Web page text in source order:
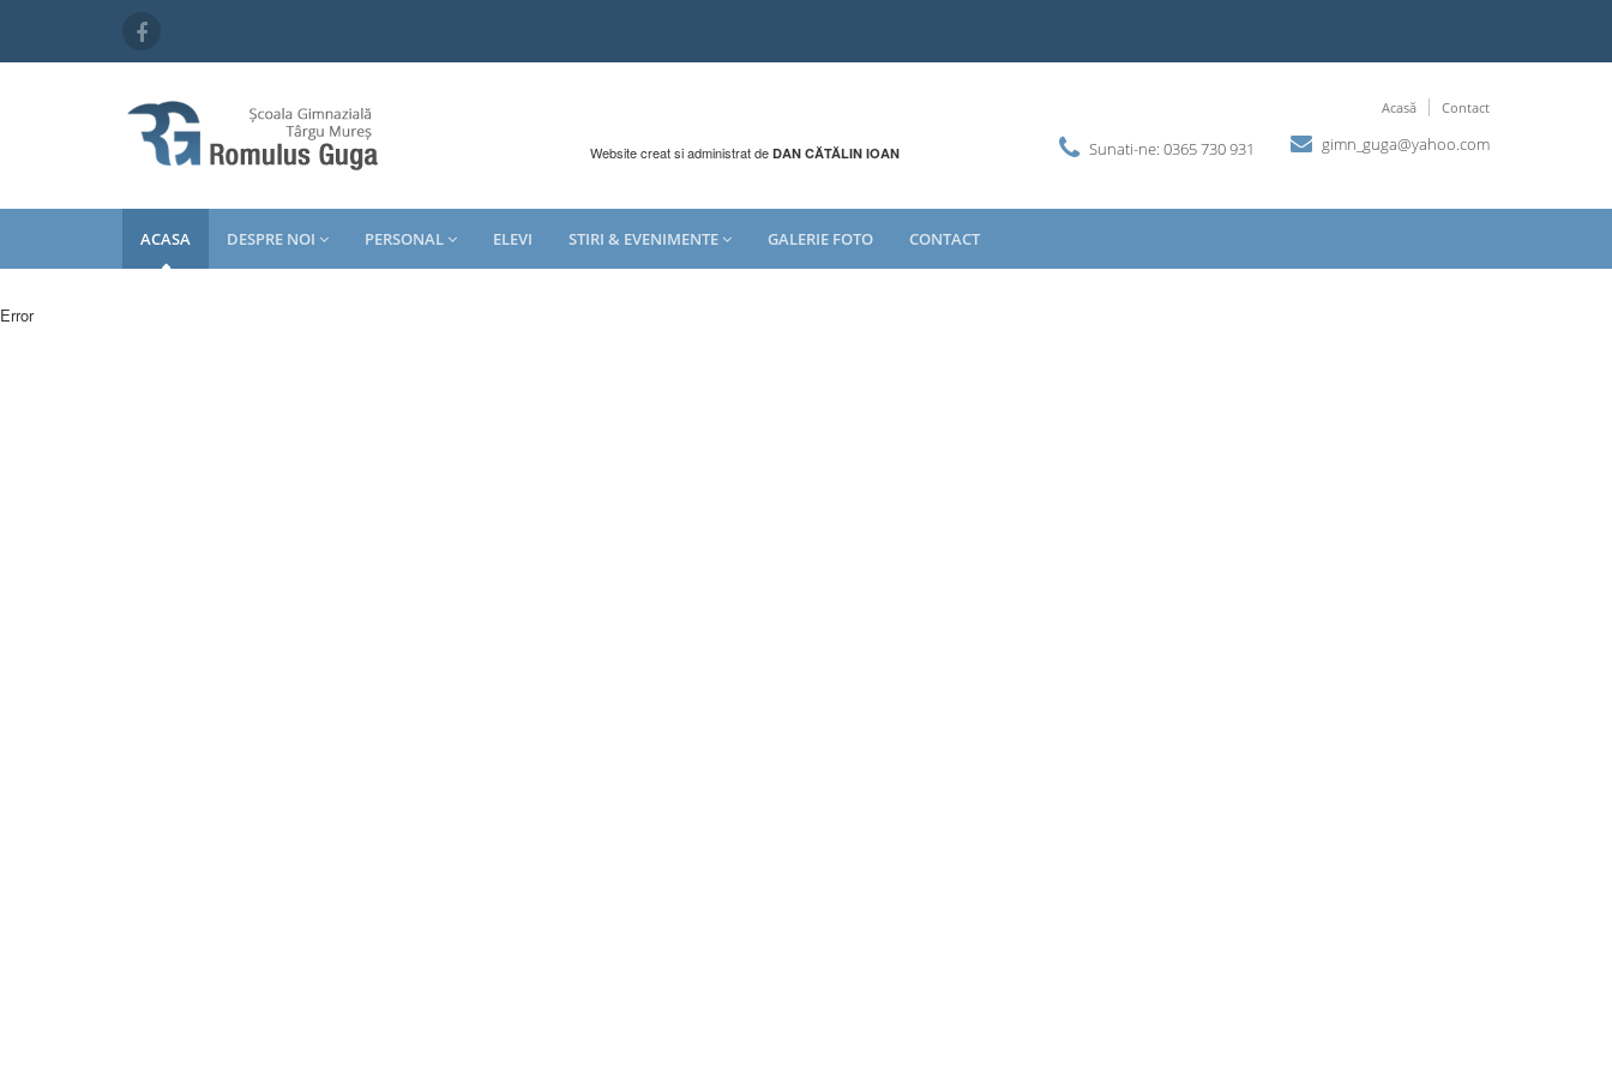
Acasă Contact
Sunati-ne: 0365 730 931 gimn_guga@yahoo.com
Website creat si administrat de DAN CĂTĂLIN IOAN
ACASA DESPRE NOI PERSONAL ELEVI STIRI & EVENIMENTE GALERIE FOTO CONTACT
Error